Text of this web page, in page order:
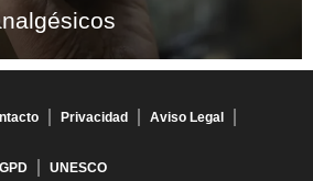
Privacidad Aviso Legal
UNESCO